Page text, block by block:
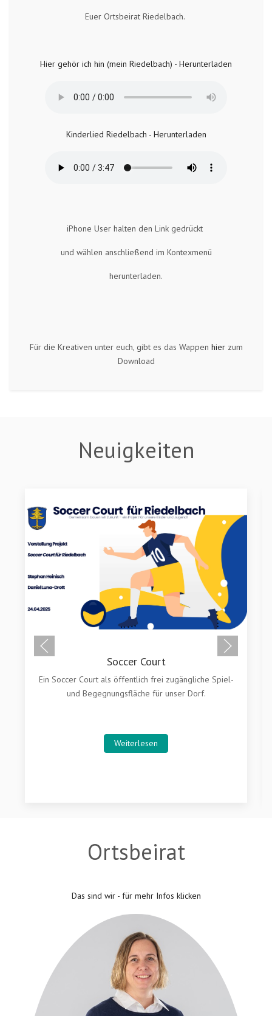
Euer Ortsbeirat Riedelbach.
Hier gehör ich hin (mein Riedelbach) - Herunterladen
Kinderlied Riedelbach - Herunterladen
iPhone User halten den Link gedrückt
und wählen anschließend im Kontexmenü
herunterladen.
Für die Kreativen unter euch, gibt es das Wappen hierzum
Download
Neuigkeiten
Soccer Court
Ein Soccer Court als öffentlich frei zugängliche Spiel-
und Begegnungsfläche für unser Dorf.
Weiterlesen
Ortsbeirat
Das sind wir - für mehr Infos klicken